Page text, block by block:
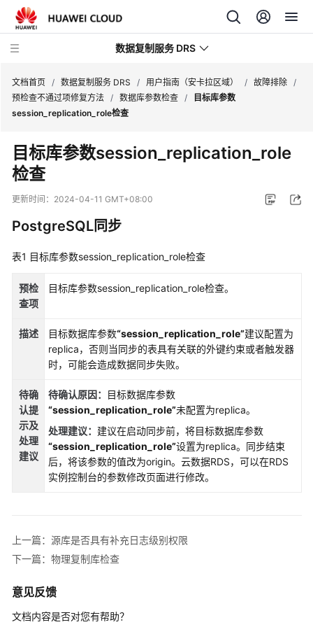
数据复制服务 DRS
新
动
态
产
介
绍
计
费
明
入
门
用
户
佳
实
践
安
全
文档首页 / 数据复制服务 DRS / 用户指南（安卡拉区域） / 故障排除 /
预检查不通过项修复方法 / 数据库参数检查 /
目标库参数
session_replication_role检查
目标库参数session_replication_role
检查
更新时间： 2024-04-11 GMT+08:00
PostgreSQL同步
表1 目标库参数session_replication_role检查
预检
查项
目标库参数session_replication_role检查。
描述 目标数据库参数“session_replication_role”建议配置为
replica，否则当同步的表具有关联的外键约束或者触发器
时，可能会造成数据同步失败。
待确
认提
示及
处理
建议
待确认原因：
目标数据库参数
“session_replication_role”未配置为replica。
处理建议： 建议在启动同步前，将目标数据库参数
“session_replication_role”设置为replica。同步结束
后，将该参数的值改为origin。云数据RDS，可以在RDS
实例控制台的参数修改页面进行修改。
上一篇：源库是否具有补充日志级别权限
下一篇：物理复制库检查
意见反馈
文档内容是否对您有帮助？